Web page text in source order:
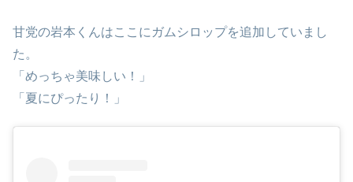
甘党の岩本くんはここにガムシロップを追加していまし
た。
「めっちゃ美味しい！」
「夏にぴったり！」